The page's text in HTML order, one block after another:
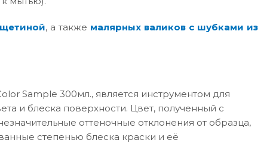
, а также малярных валиков с шубками из
Sample 300мл., является инструментом для
и блеска поверхности. Цвет, полученный с
оттеночные отклонения от образца,
степенью блеска краски и её